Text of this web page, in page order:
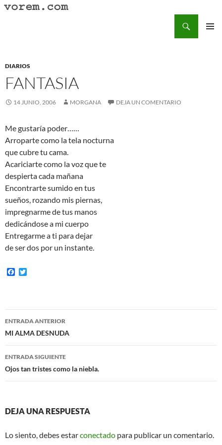
Saltar
DIARIOS
FANTASIA
14 JUNIO, 2006 MORGANA DEJA UN COMENTARIO
Me gustaría poder……
Arroparte como la tela nocturna
que cubre tu cama.
Acariciarte como la voz que te
despierta cada mañana
Encontrarte sumido en tus
sueños, rozando mis piernas,
impregnarme de tus manos
dedicándose a mi cuerpo
Entregarme a ti para dejar
de ser dos por un instante.
F
o
o
e
r
Navegación
de
entradas
ENTRADA ANTERIOR
MI ALMA DESNUDA
ENTRADA SIGUIENTE
Ojos tan tristes como la niebla.
DEJA UNA RESPUESTA
Lo siento, debes estarconectado para publicar un comentario.